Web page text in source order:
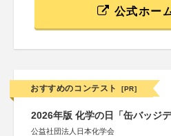
公式ホー
おすすめのコンテスト [PR]
2026年版 化学の日「缶バッジ
公益社団法人日本化学会